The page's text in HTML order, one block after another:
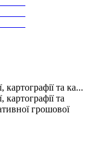
та ка...
та
грошової